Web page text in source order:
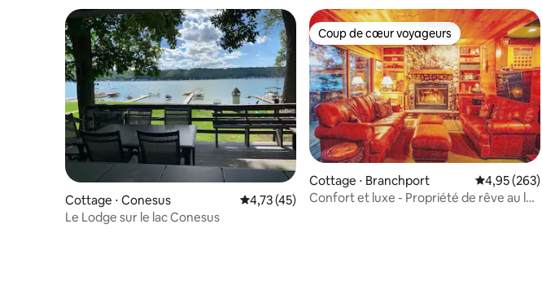
Cottage ⋅ Conesus Évaluation moyenne sur la base de 45 commentaires :
4,73 (45)
Le Lodge sur le lac Conesus
Coup de cœur voyageurs
Coup de cœur voyageurs
Cottage ⋅ Branchport Évaluation
4,95 (263)
Confort et luxe - Propriété de rêve au lac